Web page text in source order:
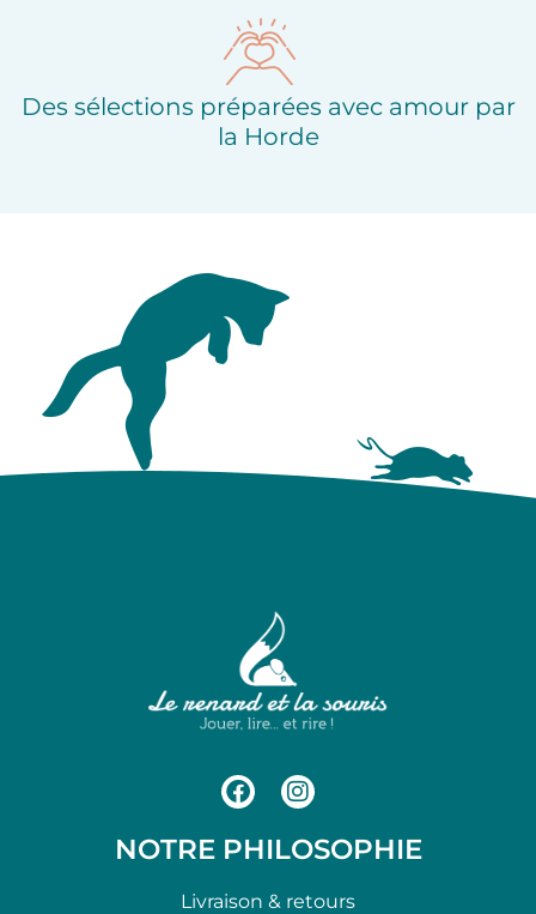
Des sélections préparées avec amour par
la Horde
NOTRE PHILOSOPHIE
Livraison & retours